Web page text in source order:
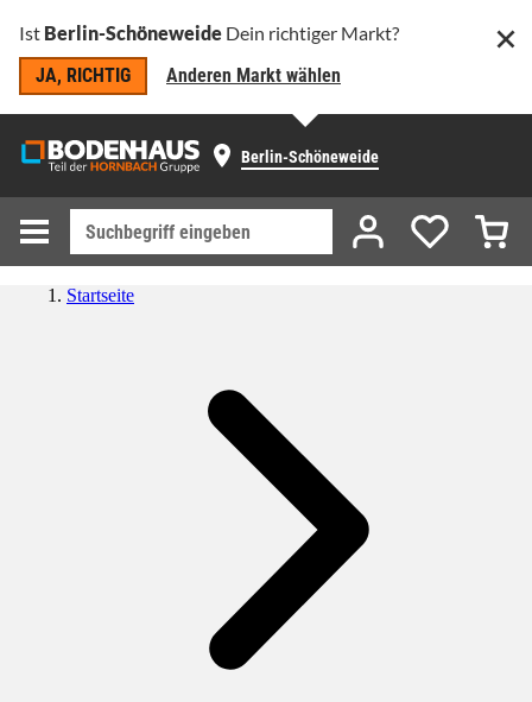
Ist Berlin-Schöneweide Dein richtiger Markt?
JA, RICHTIG
Anderen Markt wählen
Berlin-Schöneweide
Startseite